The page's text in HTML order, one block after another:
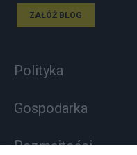
ZAŁÓŻ BLOG
Polityka
Gospodarka
Rozmaitości